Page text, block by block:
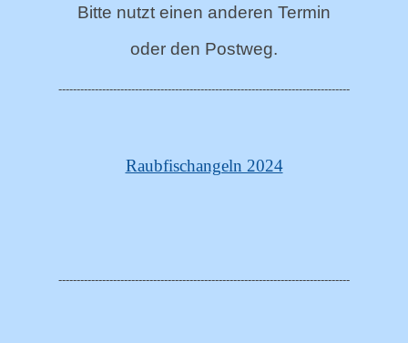
Bitte nutzt einen anderen Termin
oder den Postweg.
--------------------------------------------------------------------------------
Raubfischangeln 2024
--------------------------------------------------------------------------------